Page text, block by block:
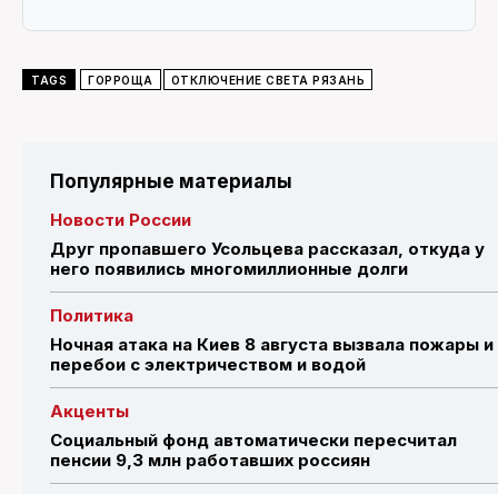
TAGS ГОРРОЩА ОТКЛЮЧЕНИЕ СВЕТА РЯЗАНЬ
Популярные материалы
Новости России
Друг пропавшего Усольцева рассказал, откуда у
него появились многомиллионные долги
Политика
Ночная атака на Киев 8 августа вызвала пожары и
перебои с электричеством и водой
Акценты
Социальный фонд автоматически пересчитал
пенсии 9,3 млн работавших россиян